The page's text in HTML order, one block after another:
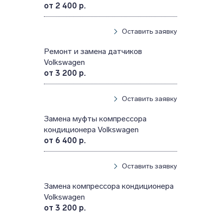
от 2 400 р.
Оставить заявку
Ремонт и замена датчиков
Volkswagen
от 3 200 р.
Оставить заявку
Замена муфты компрессора
кондиционера Volkswagen
от 6 400 р.
Оставить заявку
Замена компрессора кондиционера
Volkswagen
от 3 200 р.